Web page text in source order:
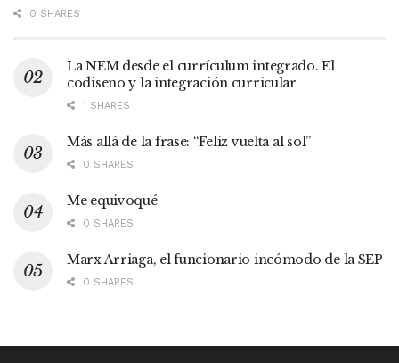
0 SHARES
La NEM desde el currículum integrado. El
codiseño y la integración curricular
1 SHARES
Más allá de la frase: “Feliz vuelta al sol”
0 SHARES
Me equivoqué
0 SHARES
Marx Arriaga, el funcionario incómodo de la SEP
0 SHARES